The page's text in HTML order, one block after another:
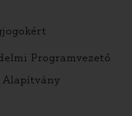
Programvezető
Alapítvány